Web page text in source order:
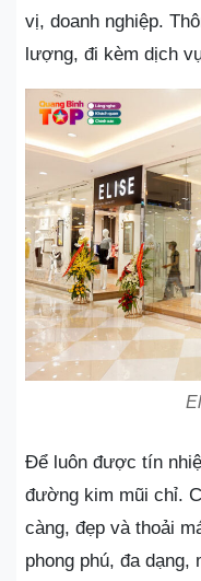
vị, doanh nghiệp.
lượng, đi kèm dịch
Để luôn được tín
đường kim mũi chỉ.
càng, đẹp và thoải
phong phú, đa